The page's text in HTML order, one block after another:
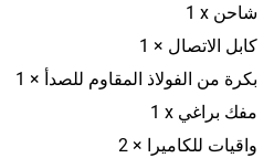
1 x شاحن
1 × كابل الاتصال
1 × بكرة من الفولاذ المقاوم للصدأ
1 x مفك براغي
2 × واقيات للكاميرا